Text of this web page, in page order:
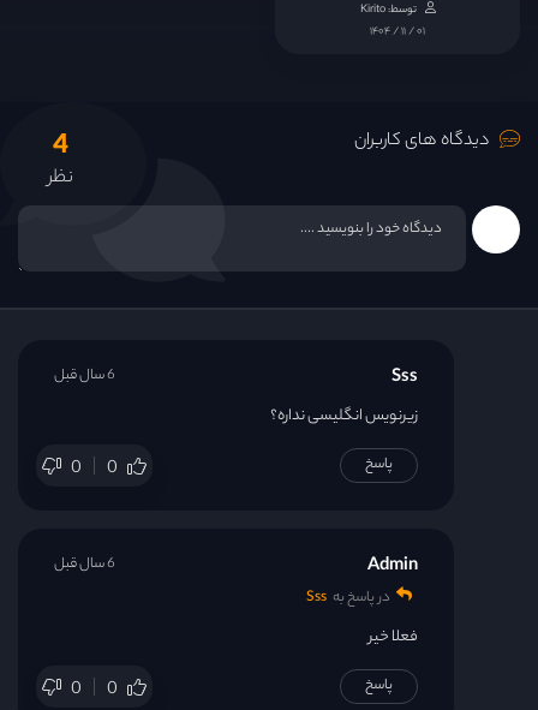
توسط: Kirito
۱۴۰۴ / ۱۱ / ۰۱
دیدگاه های کاربران 4
نظر
Sss
زیرنویس انگلیسی نداره؟
0 0
6 سال قبل
پاسخ
Admin
در پاسخ به Sss
فعلا خیر
0 0
6 سال قبل
پاسخ